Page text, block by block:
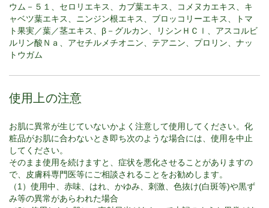
ウム－５１、セロリエキス、カブ葉エキス、コメヌカエキス、キ
ャベツ葉エキス、ニンジン根エキス、ブロッコリーエキス、トマ
ト果実／葉／茎エキス、β－グルカン、リシンＨＣｌ、アスコルビ
ルリン酸Ｎａ、アセチルメチオニン、テアニン、プロリン、ナッ
トウガム
使用上の注意
お肌に異常が生じていないかよく注意して使用してください。化
粧品がお肌に合わないとき即ち次のような場合には、使用を中止
してください。
そのまま使用を続けますと、症状を悪化させることがありますの
で、皮膚科専門医等にご相談されることをお勧めします。
（1）使用中、赤味、はれ、かゆみ、刺激、色抜け(白斑等)や黒ず
み等の異常があらわれた場合